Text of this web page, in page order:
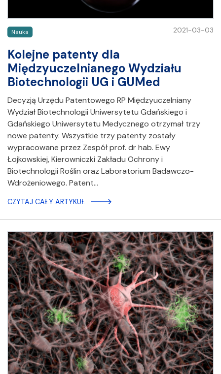
Nauka 2021-03-03
Kolejne patenty dla
Międzyuczelnianego Wydziału
Biotechnologii UG i GUMed
Decyzją Urzędu Patentowego RP Międzyuczelniany
Wydział Biotechnologii Uniwersytetu Gdańskiego i
Gdańskiego Uniwersytetu Medycznego otrzymał trzy
nowe patenty. Wszystkie trzy patenty zostały
wypracowane przez Zespół prof. dr hab. Ewy
Łojkowskiej, Kierowniczki Zakładu Ochrony i
Biotechnologii Roślin oraz Laboratorium Badawczo-
Wdrożeniowego. Patent…
CZYTAJ CAŁY ARTYKUŁ